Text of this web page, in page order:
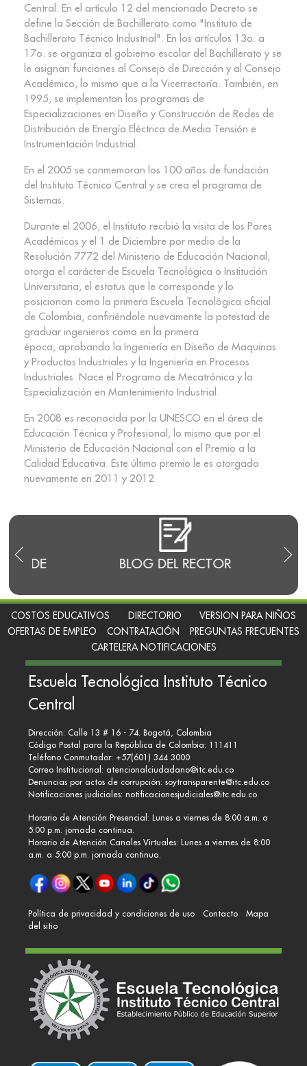
BLOG DEL RECTOR
Central. En el artículo 12 del mencionado Decreto se
define la Sección de Bachillerato como "Instituto de
Bachillerato Técnico Industrial". En los artículos 13o. a
17o. se organiza el gobierno escolar del Bachillerato y se
le asignan funciones al Consejo de Dirección y al Consejo
Académico, lo mismo que a la Vicerrectoría. También, en
1995, se implementan los programas de
Especializaciones en Diseño y Construcción de Redes de
Distribución de Energía Eléctrica de Media Tensión e
Instrumentación Industrial.
En el 2005 se conmemoran los 100 años de fundación
del Instituto Técnico Central y se crea el programa de
Sistemas.
Durante el 2006, el Instituto recibió la visita de los Pares
Académicos y el 1 de Diciembre por medio de la
Resolución 7772 del Ministerio de Educación Nacional,
otorga el carácter de Escuela Tecnológica o Institución
Universitaria, el estatus que le corresponde y lo
posicionan como la primera Escuela Tecnológica oficial
de Colombia, confiriéndole nuevamente la potestad de
graduar ingenieros como en la primera
época, aprobando la Ingeniería en Diseño de Maquinas
y Productos Industriales y la Ingeniería en Procesos
Industriales. Nace el Programa de Mecatrónica y la
Especialización en Mantenimiento Industrial.
En 2008 es reconocida por la UNESCO en el área de
Educación Técnica y Profesional, lo mismo que por el
Ministerio de Educación Nacional con el Premio a la
Calidad Educativa. Este último premio le es otorgado
nuevamente en 2011 y 2012.
COSTOS EDUCATIVOS DIRECTORIO
VERSION PARA NIÑOS
OFERTAS DE EMPLEO
CONTRATACIÓN
PREGUNTAS FRECUENTES
CARTELERA NOTIFICACIONES
Escuela Tecnológica Instituto Técnico
Central
Dirección: Calle 13 # 16 - 74. Bogotá, Colombia
Código Postal para la República de Colombia: 111411
Teléfono Conmutador: +57(601) 344 3000
Correo Institucional: atencionalciudadano@itc.edu.co
Denuncias por actos de corrupción: soytransparente@itc.edu.co
Notificaciones judiciales: notificacionesjudiciales@itc.edu.co
Horario de Atención Presencial: Lunes a viernes de 8:00 a.m. a
5:00 p.m. jornada continua.
Horario de Atención Canales Virtuales: Lunes a viernes de 8:00
a.m. a 5:00 p.m. jornada continua.
Política de privacidad y condiciones de uso Contacto
Mapa
del sitio